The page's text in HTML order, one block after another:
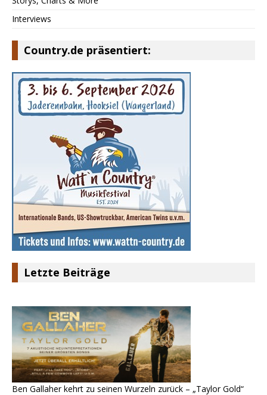
Interviews
Country.de präsentiert:
Letzte Beiträge
Ben Gallaher kehrt zu seinen Wurzeln zurück – „Taylor Gold“